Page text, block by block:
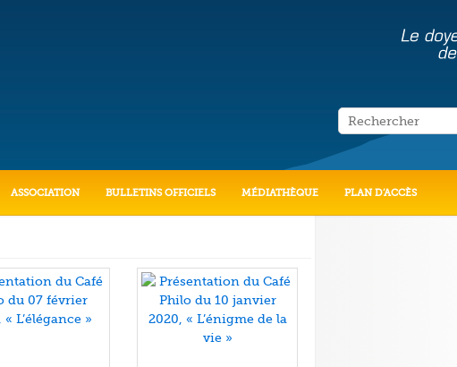
ASSOCIATION BULLETINS OFFICIELS MÉDIATHÈQUE PLAN D’ACCÈS